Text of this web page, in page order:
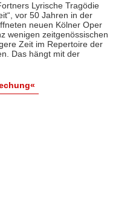
Lyrische Tragödie
vor 50 Jahren in der
neuen Kölner Oper
wenigen zeitgenössischen
Zeit im Repertoire der
Das hängt mit der